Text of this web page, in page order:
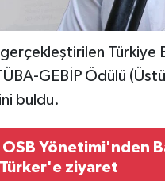
Türkiye
GEBİP Ödülü
buldu.
Yönetimi'nden
Türker'e ziyaret